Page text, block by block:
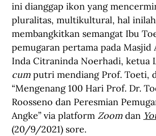
ini dianggap ikon yang
pluralitas, multikultural, hal
membangkitkan semangat Ibu
pemugaran pertama pada Masjid
Inda Citraninda Noerhadi, ketua
cum putri mendiang Prof. Toeti,
“Mengenang 100 Hari Prof. Dr.
Roosseno dan Peresmian
Angke” via platform Zoom dan
(20/9/2021) sore.